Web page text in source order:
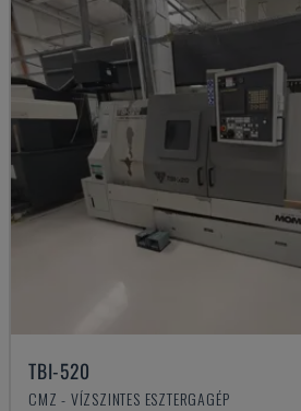
TBI-520
CMZ - VÍZSZINTES ESZTERGAGÉP